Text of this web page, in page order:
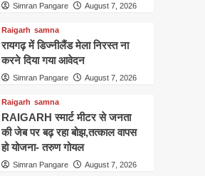
Simran Pangare August 7, 2026
Raigarh samna
रायगढ़ में डिज्नीलैंड मेला निरस्त ना
करने दिया गया आवेदन
Simran Pangare August 7, 2026
Raigarh samna
RAIGARH स्मार्ट मीटर से जनता
की जेब पर बढ़ रहा बोझ,तत्काल वापस
हो योजना- तरुण गोयल
Simran Pangare August 7, 2026